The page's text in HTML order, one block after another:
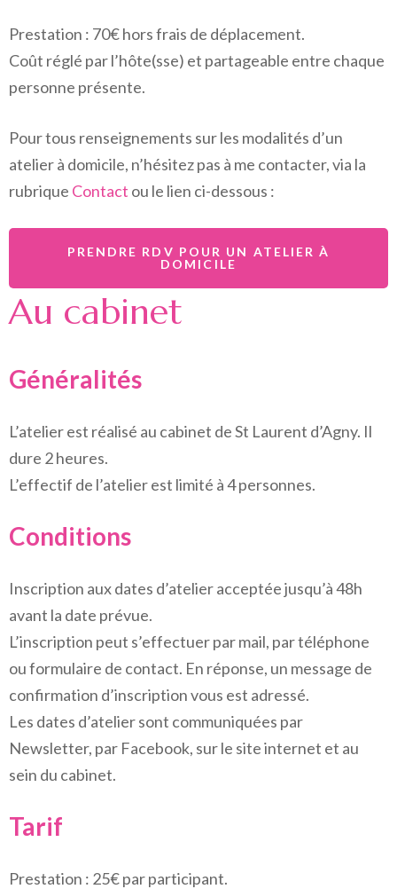
Prestation : 70€ hors frais de déplacement.
Coût réglé par l’hôte(sse) et partageable entre chaque
personne présente.
Pour tous renseignements sur les modalités d’un
atelier à domicile, n’hésitez pas à me contacter, via la
rubrique Contact ou le lien ci-dessous :
PRENDRE RDV POUR UN ATELIER À
DOMICILE
Au cabinet
Généralités
L’atelier est réalisé au cabinet de St Laurent d’Agny. Il
dure 2 heures.
L’effectif de l’atelier est limité à 4 personnes.
Conditions
Inscription aux dates d’atelier acceptée jusqu’à 48h
avant la date prévue.
L’inscription peut s’effectuer par mail, par téléphone
ou formulaire de contact. En réponse, un message de
confirmation d’inscription vous est adressé.
Les dates d’atelier sont communiquées par
Newsletter, par Facebook, sur le site internet et au
sein du cabinet.
Tarif
Prestation : 25€ par participant.